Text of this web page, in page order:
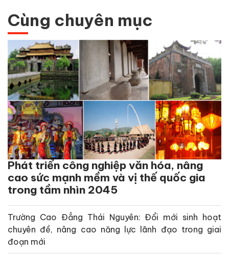
Cùng chuyên mục
Phát triển công nghiệp văn hóa, nâng
cao sức mạnh mềm và vị thế quốc gia
trong tầm nhìn 2045
Trường Cao Đẳng Thái Nguyên: Đổi mới sinh hoạt
chuyên đề, nâng cao năng lực lãnh đạo trong giai
đoạn mới